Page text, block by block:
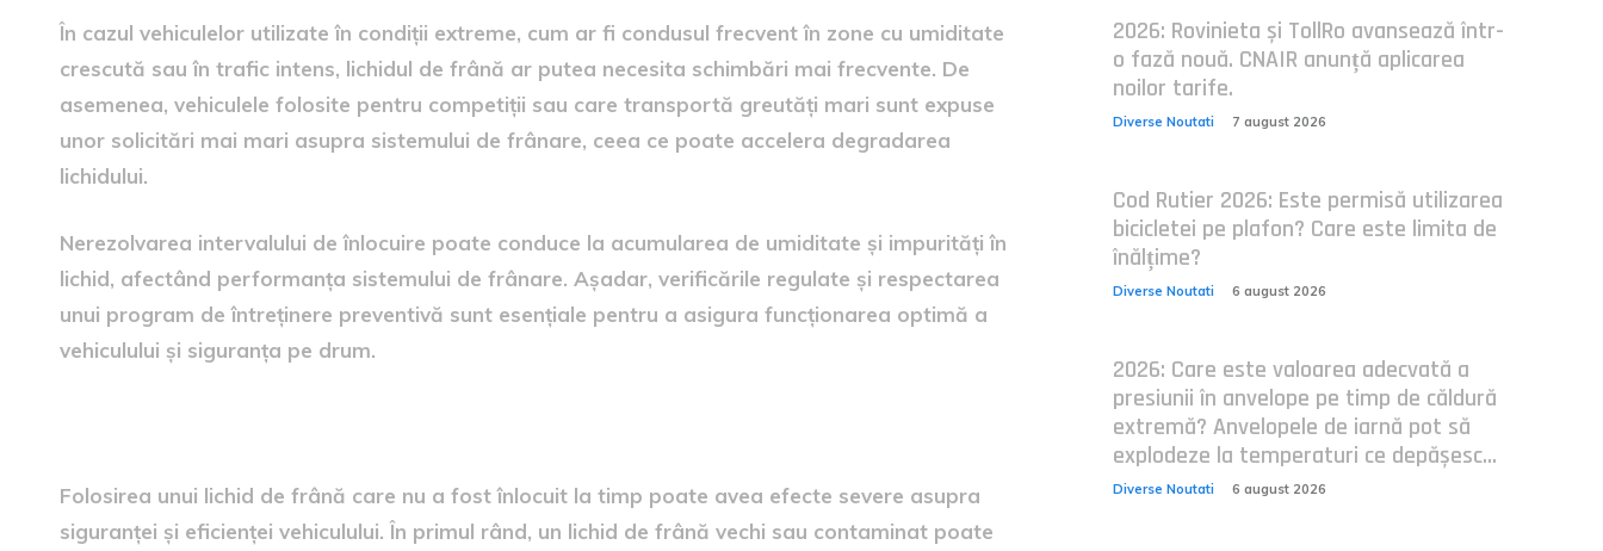
În cazul vehiculelor utilizate în condiții extreme, cum ar fi condusul frecvent în zone cu umiditate
crescută sau în trafic intens, lichidul de frână ar putea necesita schimbări mai frecvente. De
asemenea, vehiculele folosite pentru competiții sau care transportă greutăți mari sunt expuse
unor solicitări mai mari asupra sistemului de frânare, ceea ce poate accelera degradarea
lichidului.
Nerezolvarea intervalului de înlocuire poate conduce la acumularea de umiditate și impurități în
lichid, afectând performanța sistemului de frânare. Așadar, verificările regulate și respectarea
unui program de întreținere preventivă sunt esențiale pentru a asigura funcționarea optimă a
vehiculului și siguranța pe drum.
Folosirea unui lichid de frână care nu a fost înlocuit la timp poate avea efecte severe asupra
siguranței și eficienței vehiculului. În primul rând, un lichid de frână vechi sau contaminat poate
2026: Rovinieta și TollRo avansează într-
o fază nouă. CNAIR anunță aplicarea
noilor tarife.
Diverse Noutati 7 august 2026
Cod Rutier 2026: Este permisă utilizarea
bicicletei pe plafon? Care este limita de
înălțime?
Diverse Noutati 6 august 2026
2026: Care este valoarea adecvată a
presiunii în anvelope pe timp de căldură
extremă? Anvelopele de iarnă pot să
explodeze la temperaturi ce depășesc...
Diverse Noutati 6 august 2026